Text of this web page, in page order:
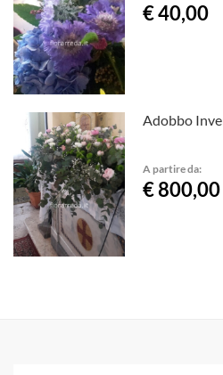
€ 40,00
Adobbo
A partire da:
€ 800,00